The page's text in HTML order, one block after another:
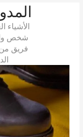
الأشياء
شخص
فريق من